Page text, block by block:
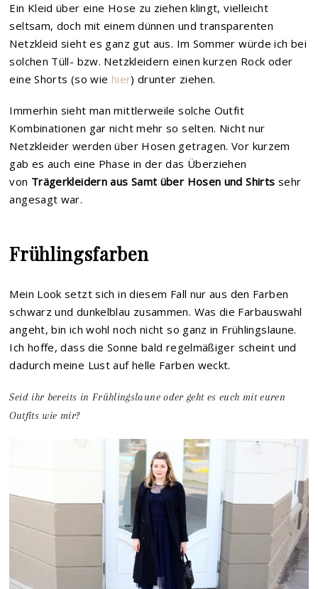
Ein Kleid über eine Hose zu ziehen klingt, vielleicht
seltsam, doch mit einem dünnen und transparenten
Netzkleid sieht es ganz gut aus. Im Sommer würde ich bei
solchen Tüll- bzw. Netzkleidern einen kurzen Rock oder
eine Shorts (so wie hier) drunter ziehen.
Immerhin sieht man mittlerweile solche Outfit
Kombinationen gar nicht mehr so selten. Nicht nur
Netzkleider werden über Hosen getragen. Vor kurzem
gab es auch eine Phase in der das Überziehen
von Trägerkleidern aus Samt über Hosen und Shirts sehr
angesagt war.
Frühlingsfarben
Mein Look setzt sich in diesem Fall nur aus den Farben
schwarz und dunkelblau zusammen. Was die Farbauswahl
angeht, bin ich wohl noch nicht so ganz in Frühlingslaune.
Ich hoffe, dass die Sonne bald regelmäßiger scheint und
dadurch meine Lust auf helle Farben weckt.
Seid ihr bereits in Frühlingslaune oder geht es euch mit euren
Outfits wie mir?